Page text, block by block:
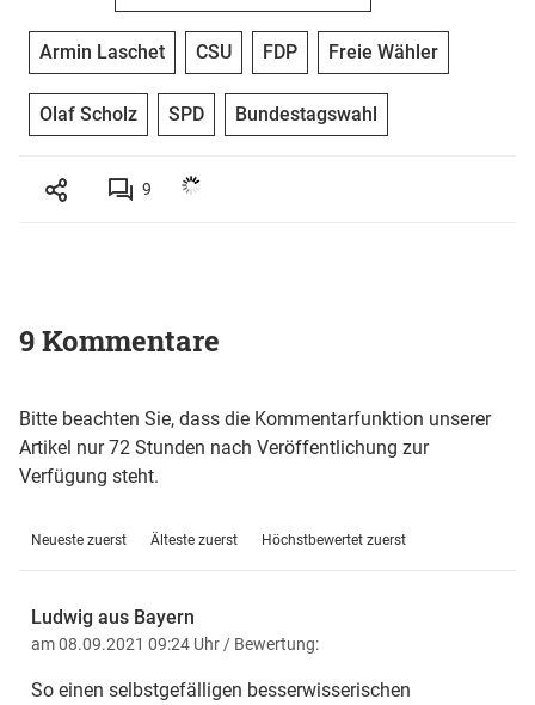
Armin Laschet CSU FDP Freie Wähler
Olaf Scholz SPD Bundestagswahl
9
9 Kommentare
Bitte beachten Sie, dass die Kommentarfunktion unserer
Artikel nur 72 Stunden nach Veröffentlichung zur
Verfügung steht.
Neueste zuerst Älteste zuerst Höchstbewertet zuerst
Ludwig aus Bayern
am 08.09.2021 09:24 Uhr / Bewertung:
So einen selbstgefälligen besserwisserischen